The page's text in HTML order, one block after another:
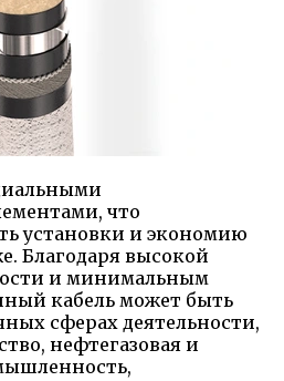
что
установки и экономию
Благодаря высокой
и минимальным
кабель может быть
сферах деятельности,
нефтегазовая и